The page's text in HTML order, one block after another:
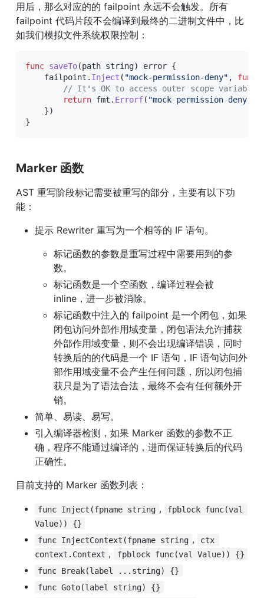
用后，那么对应的的 failpoint 永远不会触发。所有
failpoint 代码片段不会编译到最终的二进制文件中，比
如我们模拟文件系统权限控制：
func saveTo(path string) error {
    failpoint
. Inject ( "mock-permission-deny" , func
// It's OK to access outer scope variable
return fmt . Errorf( "mock permission deny:
})
}
Marker 函数
AST 重写阶段标记需要被重写的部分，主要有以下功
能：
提示 Rewriter 重写为一个相等的 IF 语句。
标记函数的参数是重写过程中需要用到的参
数。
标记函数是一个空函数，编译过程会被
inline，进一步被消除。
标记函数中注入的 failpoint 是一个闭包，如果
闭包访问外部作用域变量，闭包语法允许捕获
外部作用域变量，则不会出现编译错误，同时
转换后的的代码是一个 IF 语句，IF 语句访问外
部作用域变量不会产生任何问题，所以闭包捕
获只是为了语法合法，最终不会有任何额外开
销。
简单、易读、易写。
引入编译器检测，如果 Marker 函数的参数不正
确，程序不能通过编译的，进而保证转换后的代码
正确性。
目前支持的 Marker 函数列表：
func Inject(fpname string ,
fpblock func(val
Value)) {}
func InjectContext(fpname string ,
ctx
context.Context ,
fpblock func(val Value)) {}
func Break(label ...string) {}
func Goto(label string) {}